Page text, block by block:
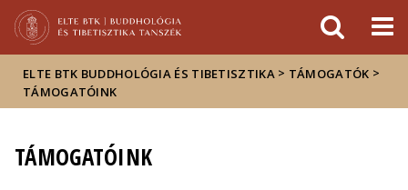
Hírek
Események
ELTE a
sajtóban
ELTE BTK BUDDHOLÓGIA ÉS TIBETISZTIKA > TÁMOGATÓK >
TÁMOGATÓINK
TÁMOGATÓINK